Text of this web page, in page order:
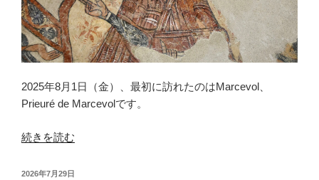
2025年8月1日（金）、最初に訪れたのはMarcevol、
Prieuré de Marcevolです。
“マ
セ
続きを読む
投
2026年7月29日